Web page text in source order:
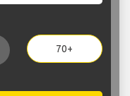
70+